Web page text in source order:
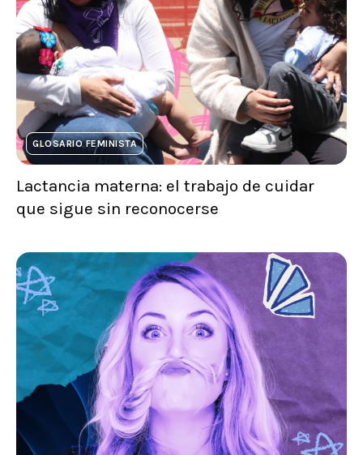
GLOSARIO FEMINISTA
Lactancia materna: el trabajo de cuidar
que sigue sin reconocerse